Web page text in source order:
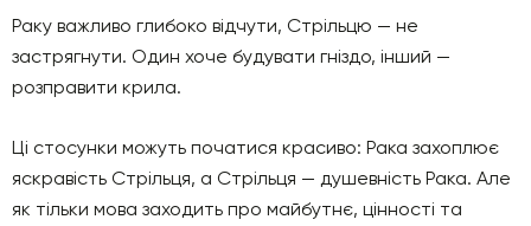
Раку важливо глибоко відчути, Стрільцю — не
застрягнути. Один хоче будувати гніздо, інший —
розправити крила.
Ці стосунки можуть початися красиво: Рака захоплює
яскравість Стрільця, а Стрільця — душевність Рака. Але
як тільки мова заходить про майбутнє, цінності та